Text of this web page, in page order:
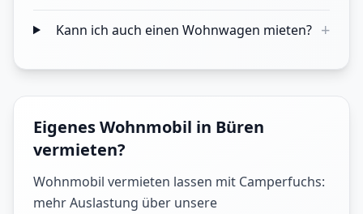
Kann ich auch einen Wohnwagen mieten? +
Eigenes Wohnmobil in Büren
vermieten?
Wohnmobil vermieten lassen mit Camperfuchs:
mehr Auslastung über unsere